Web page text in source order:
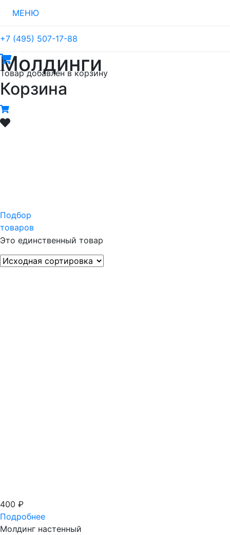
МЕНЮ
+7 (495) 507-17-88
Товардобавлен в корзину
Корзина
Молдинги
Подбор
товаров
Цена
Это единственный товар
400 ₽
Подробнее
Молдинг настенный